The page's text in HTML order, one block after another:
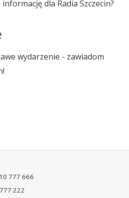
dla Radia Szczecin?
wydarzenie - zawiadom
777 666
222